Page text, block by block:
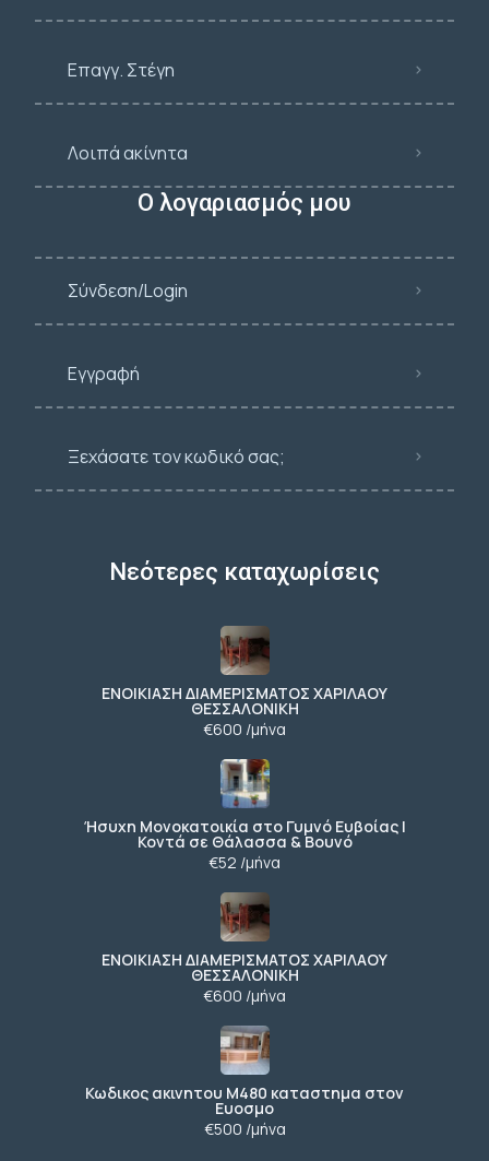
Επαγγ. Στέγη
Λοιπά ακίνητα
Ο λογαριασμός μου
Σύνδεση/Login
Εγγραφή
Ξεχάσατε τον κωδικό σας;
Νεότερες καταχωρίσεις
ΕΝΟΙΚΙΑΣΗ ΔΙΑΜΕΡΙΣΜΑΤΟΣ ΧΑΡΙΛΑΟΥ
ΘΕΣΣΑΛΟΝΙΚΗ
€600 /μήνα
Ήσυχη Μονοκατοικία στο Γυμνό Ευβοίας |
Κοντά σε Θάλασσα & Βουνό
€52 /μήνα
ΕΝΟΙΚΙΑΣΗ ΔΙΑΜΕΡΙΣΜΑΤΟΣ ΧΑΡΙΛΑΟΥ
ΘΕΣΣΑΛΟΝΙΚΗ
€600 /μήνα
Κωδικος ακινητου Μ480 καταστημα στον
Ευοσμο
€500 /μήνα